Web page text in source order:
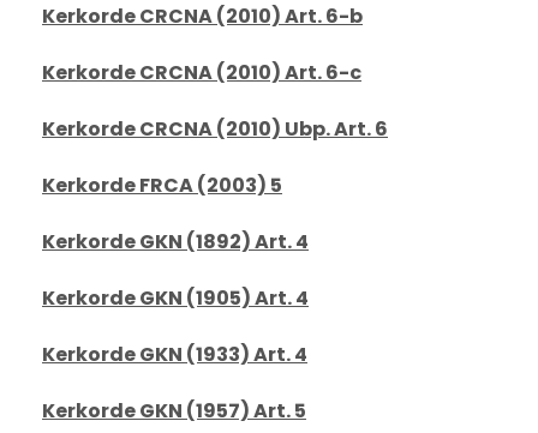
Kerkorde CRCNA (2010) Art. 6-b
Kerkorde CRCNA (2010) Art. 6-c
Kerkorde CRCNA (2010) Ubp. Art. 6
Kerkorde FRCA (2003) 5
Kerkorde GKN (1892) Art. 4
Kerkorde GKN (1905) Art. 4
Kerkorde GKN (1933) Art. 4
Kerkorde GKN (1957) Art. 5